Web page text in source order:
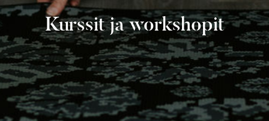
Kurssit ja workshopit